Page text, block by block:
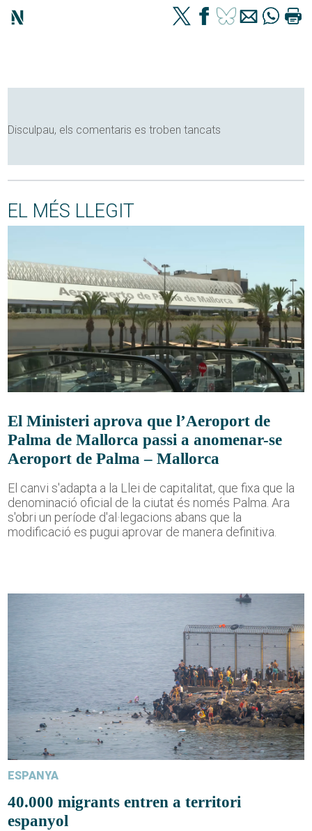
Disculpau, els comentaris es troben tancats
EL MÉS LLEGIT
El Ministeri aprova que l’Aeroport de
Palma de Mallorca passi a anomenar-se
Aeroport de Palma – Mallorca
El canvi s'adapta a la Llei de capitalitat, que fixa que la
denominació oficial de la ciutat és només Palma. Ara
s'obri un període d'al·legacions abans que la
modificació es pugui aprovar de manera definitiva.
ESPANYA
40.000 migrants entren a territori
espanyol